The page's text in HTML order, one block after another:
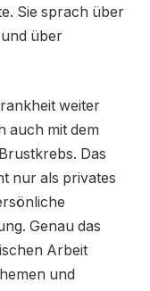
Sie sprach über
über
weiter
auch mit dem
Das
nur als privates
Genau das
Arbeit
und